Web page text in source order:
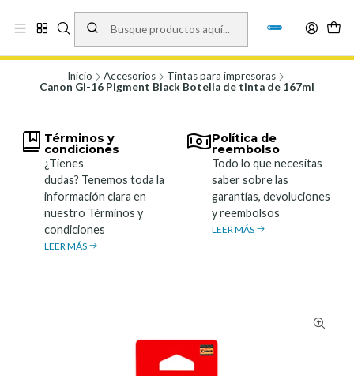
Vísita nuestro local en Los Agustinos 5478, Ñuñoa. Lunes a Viernes 9.30 a
19.00, Sábados 10:00 a 19:00 y Domingos de 10:00 a 17:00
Inicio Accesorios
Tintas para impresoras
Canon GI-16 Pigment Black Botella de tinta de 167ml
Términos y
condiciones
¿Tienes
dudas? Tenemos toda la
información clara en
nuestro Términos y
condiciones
LEER MÁS
Política de
reembolso
Todo lo que necesitas
saber sobre las
garantías, devoluciones
y reembolsos
LEER MÁS